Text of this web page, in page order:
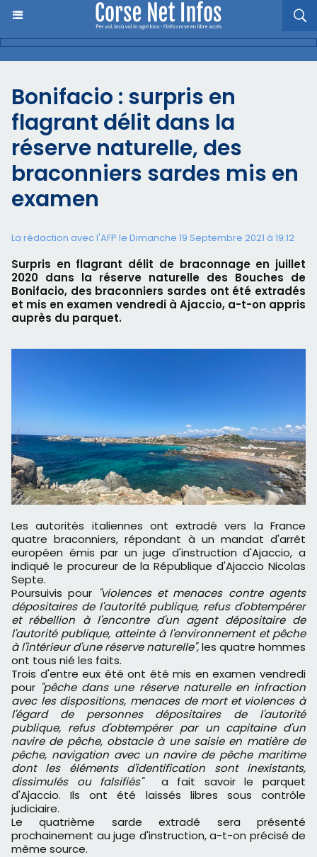
Bonifacio : surpris en
flagrant délit dans la
réserve naturelle, des
braconniers sardes mis en
examen
La rédaction avec l'AFP le Dimanche 19 Septembre 2021 à 19:12
Surpris en flagrant délit de braconnage en juillet
2020 dans la réserve naturelle des Bouches de
Bonifacio, des braconniers sardes ont été extradés
et mis en examen vendredi à Ajaccio, a-t-on appris
auprès du parquet.
Les autorités italiennes ont extradé vers la France
quatre braconniers, répondant à un mandat d'arrêt
européen émis par un juge d'instruction d'Ajaccio, a
indiqué le procureur de la République d'Ajaccio Nicolas
Septe.
Poursuivis pour "violences et menaces contre agents
dépositaires de l'autorité publique, refus d'obtempérer
et rébellion à l'encontre d'un agent dépositaire de
l'autorité publique, atteinte à l'environnement et pêche
à l'intérieur d'une réserve naturelle",les quatre hommes
ont tous nié les faits.
Trois d'entre eux été ont été mis en examen vendredi
pour "pêche dans une réserve naturelle en infraction
avec les dispositions, menaces de mort et violences à
l'égard de personnes dépositaires de l'autorité
publique, refus d'obtempérer par un capitaine d'un
navire de pêche, obstacle à une saisie en matière de
pêche, navigation avec un navire de pêche maritime
dont les éléments d'identification sont inexistants,
dissimulés ou falsifiés"
a fait savoir le parquet
d'Ajaccio. Ils ont été laissés libres sous contrôle
judiciaire.
Le quatrième sarde extradé sera présenté
prochainement au juge d'instruction, a-t-on précisé de
même source.